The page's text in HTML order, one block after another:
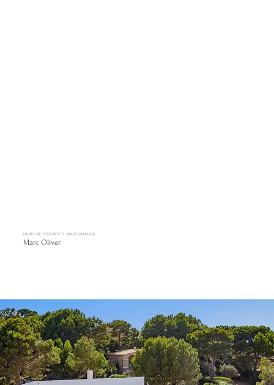
HEAD OF PROPERTY MAINTENANCE
Marc Oliver